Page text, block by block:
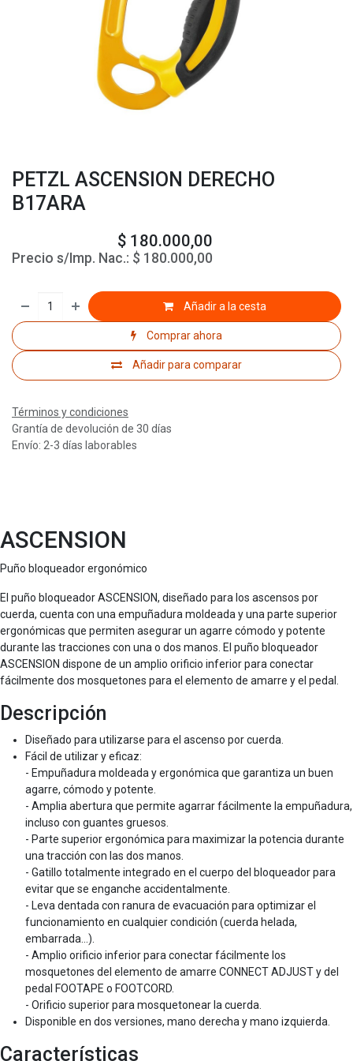
PETZL ASCENSION DERECHO
B17ARA
$ 180.000,00
Precio s/Imp. Nac.: $ 180.000,00
Añadir a la cesta
Comprar ahora
Añadir para comparar
Términos y condiciones
Grantía de devolución de 30 días
Envío: 2-3 días laborables
ASCENSION
Puño bloqueador ergonómico
El puño bloqueador ASCENSION, diseñado para los ascensos por
cuerda, cuenta con una empuñadura moldeada y una parte superior
ergonómicas que permiten asegurar un agarre cómodo y potente
durante las tracciones con una o dos manos. El puño bloqueador
ASCENSION dispone de un amplio orificio inferior para conectar
fácilmente dos mosquetones para el elemento de amarre y el pedal.
Descripción
Diseñado para utilizarse para el ascenso por cuerda.
Fácil de utilizar y eficaz:
- Empuñadura moldeada y ergonómica que garantiza un buen
agarre, cómodo y potente.
- Amplia abertura que permite agarrar fácilmente la empuñadura,
incluso con guantes gruesos.
- Parte superior ergonómica para maximizar la potencia durante
una tracción con las dos manos.
- Gatillo totalmente integrado en el cuerpo del bloqueador para
evitar que se enganche accidentalmente.
- Leva dentada con ranura de evacuación para optimizar el
funcionamiento en cualquier condición (cuerda helada,
embarrada...).
- Amplio orificio inferior para conectar fácilmente los
mosquetones del elemento de amarre CONNECT ADJUST y del
pedal FOOTAPE o FOOTCORD.
- Orificio superior para mosquetonear la cuerda.
Disponible en dos versiones, mano derecha y mano izquierda.
Características